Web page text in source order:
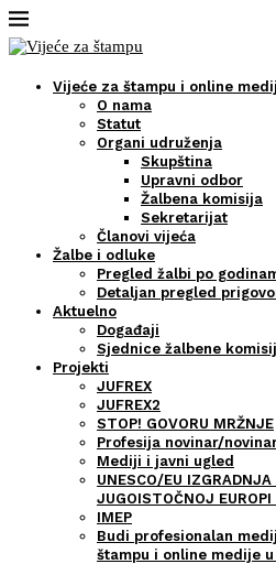
Vijeće za štampu i online
O nama
Statut
Organi udruženja
Skupština
Upravni odbor
Žalbena komisija
Sekretarijat
Članovi vijeća
Žalbe i odluke
Pregled žalbi po
Detaljan pregled
Aktuelno
Događaji
Sjednice žalbene
Projekti
JUFREX
JUFREX2
STOP! GOVORU MRŽNJE
Profesija novinar/
Mediji i javni ugled
UNESCO/EU
JUGOISTOČNOJ
IMEP
Budi profesionalan
štampu i online medije u